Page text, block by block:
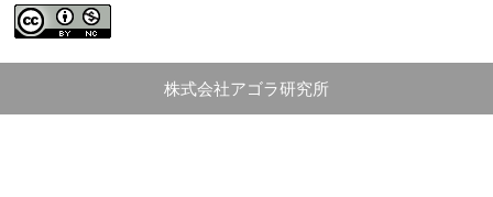
株式会社アゴラ研究所